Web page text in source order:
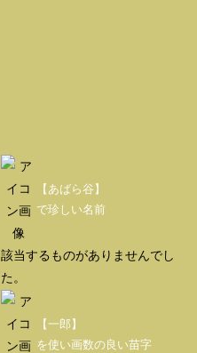
【あばら谷】
で珍しい名前
該当するものがありませんでし
た。
【一郎】
を使い画数の良い苗字